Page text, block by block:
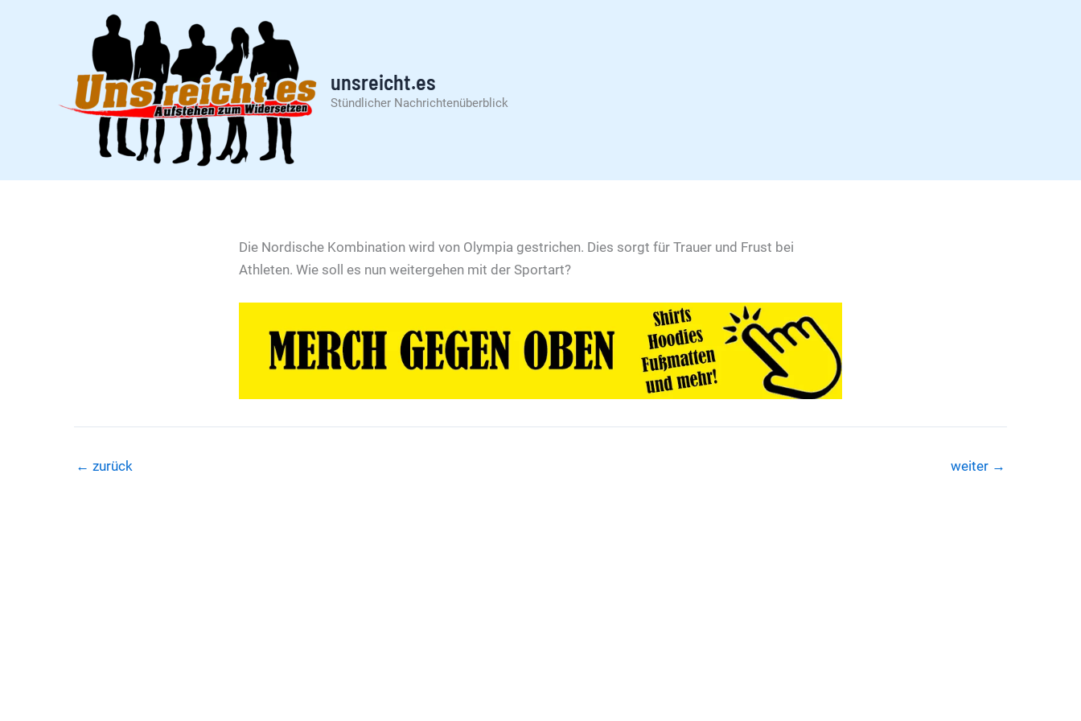
unsreicht.es
Stündlicher Nachrichtenüberblick
Die Nordische Kombination wird von Olympia gestrichen. Dies sorgt für Trauer und Frust bei
Athleten. Wie soll es nun weitergehen mit der Sportart?
← zurück weiter →